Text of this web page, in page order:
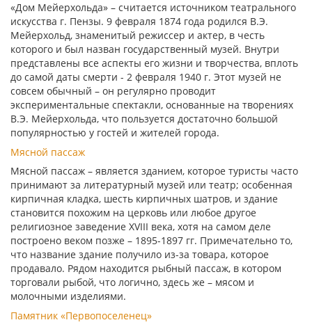
«Дом Мейерхольда» – считается источником театрального
искусства г. Пензы. 9 февраля 1874 года родился В.Э.
Мейерхольд, знаменитый режиссер и актер, в честь
которого и был назван государственный музей. Внутри
представлены все аспекты его жизни и творчества, вплоть
до самой даты смерти - 2 февраля 1940 г. Этот музей не
совсем обычный – он регулярно проводит
экспериментальные спектакли, основанные на творениях
В.Э. Мейерхольда, что пользуется достаточно большой
популярностью у гостей и жителей города.
Мясной пассаж
Мясной пассаж – является зданием, которое туристы часто
принимают за литературный музей или театр; особенная
кирпичная кладка, шесть кирпичных шатров, и здание
становится похожим на церковь или любое другое
религиозное заведение XVIII века, хотя на самом деле
построено веком позже – 1895-1897 гг. Примечательно то,
что название здание получило из-за товара, которое
продавало. Рядом находится рыбный пассаж, в котором
торговали рыбой, что логично, здесь же – мясом и
молочными изделиями.
Памятник «Первопоселенец»